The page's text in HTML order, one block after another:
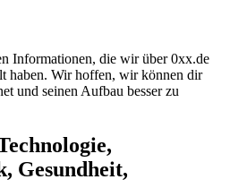
Informationen, die wir über0xx.de
haben. Wir hoffen, wir können dir
und seinen Aufbau besser zu
Gesundheit,